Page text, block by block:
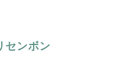
センボン